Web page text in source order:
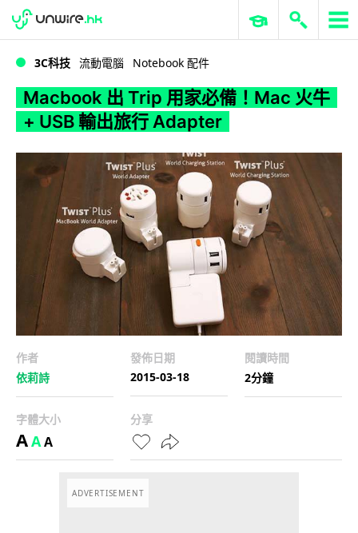
WWDC 2026 ERP 與商業 AI
3C科技 流動電腦 Notebook 配件
Macbook 出 Trip 用家必備！Mac 火牛
+ USB 輸出旅行 Adapter
作者
依莉詩
發佈日期
2015-03-18
閱讀時間
2分鐘
字體大小
AAA
分享
ADVERTISEMENT